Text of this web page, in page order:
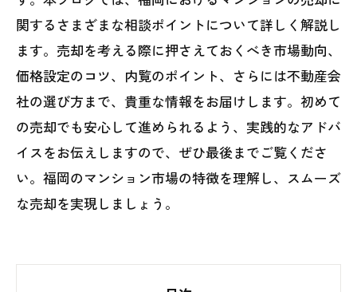
関するさまざまな相談ポイントについて詳しく解説し
ます。売却を考える際に押さえておくべき市場動向、
価格設定のコツ、内覧のポイント、さらには不動産会
社の選び方まで、貴重な情報をお届けします。初めて
の売却でも安心して進められるよう、実践的なアドバ
イスをお伝えしますので、ぜひ最後までご覧くださ
い。福岡のマンション市場の特徴を理解し、スムーズ
な売却を実現しましょう。